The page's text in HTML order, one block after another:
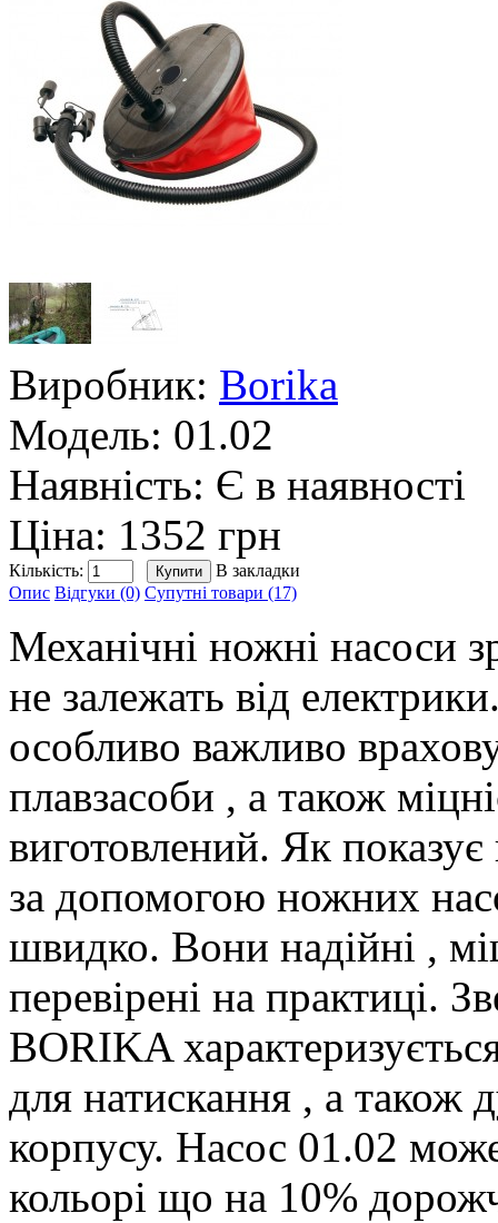
Виробник: Borika
Модель: 01.02
Наявність: Є в наявності
Ціна: 1352 грн
Кількість:
В закладки
Опис Відгуки (0) Супутні товари (17)
Механічні ножні насоси
не залежать від
особливо важливо
плавзасоби , а також
виготовлений. Як
за допомогою ножних
швидко. Вони надійні ,
перевірені на практиці.
BORIKA
для натискання , а також
корпусу. Насос 01.02
кольорі що на 10%